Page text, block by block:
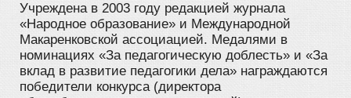
Учреждена в 2003 году редакцией журнала
«Народное образование» и Международной
Макаренковской ассоциацией. Медалями в
номинациях «За педагогическую доблесть» и «За
вклад в развитие педагогики дела» награждаются
победители конкурса (директора